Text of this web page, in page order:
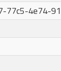
77c5-4e74-